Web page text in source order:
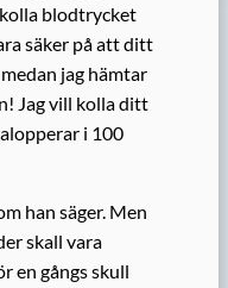
blodtrycket
säker på att ditt
jag hämtar
Jag vill kolla ditt
i 100
han säger. Men
skall vara
en gångs skull